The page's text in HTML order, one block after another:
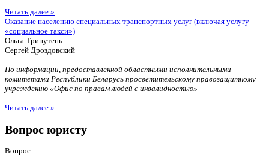
Читать далее »
Оказание населению специальных транспортных услуг (включая услугу
«социальное такси»)
Ольга Трипутень
Сергей Дроздовский
По информации, предоставленной областными исполнительными
комитетами Республики Беларусь просветительскому правозащитному
учреждению «Офис по правам людей с инвалидностью»
Читать далее »
Вопрос юристу
Вопрос